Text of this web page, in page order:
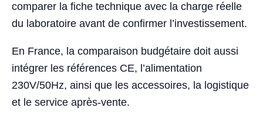
comparer la fiche technique avec la charge réelle
du laboratoire avant de confirmer l’investissement.
En France, la comparaison budgétaire doit aussi
intégrer les références CE, l’alimentation
230V/50Hz, ainsi que les accessoires, la logistique
et le service après-vente.